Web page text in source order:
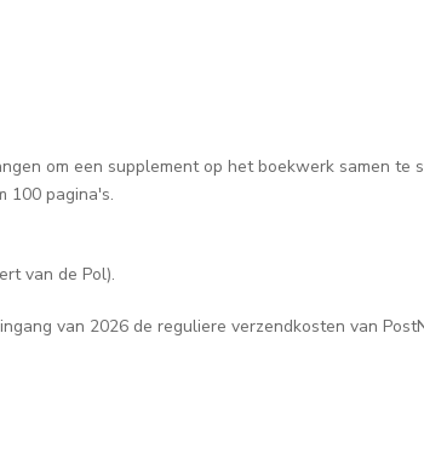
om een supplement op het boekwerk samen te
100 pagina's.
van de Pol).
van 2026 de reguliere verzendkosten van